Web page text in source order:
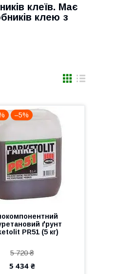
клеїв. Має
клею з
–5%
ґрунт
PR51 (5 кг)
5 720 ₴
5 434 ₴